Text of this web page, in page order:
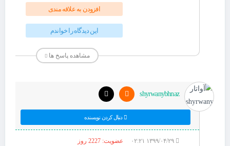
افزودن به علاقه مندی
این دیدگاه را خواندم
مشاهده پاسخ ها
shyrwanybhnaz
دنبال کردن نویسنده
عضویت: 2227 روز